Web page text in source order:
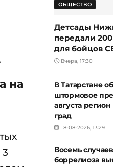
на
ОБЩЕСТВО
Детсады
передали
для бойцов
Вчера, 17:30
В Татарстане
штормовое
августа
град
8-08-2026, 13:29
Восемь
боррелиоза